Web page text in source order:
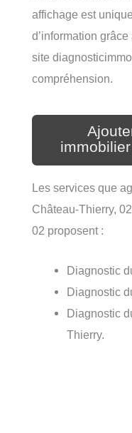
affichage est
d’information
site
compréhension.
Les services que
Château-Thierry,
02 proposent :
Diagnostic
Diagnostic
Diagnostic
Thierry.